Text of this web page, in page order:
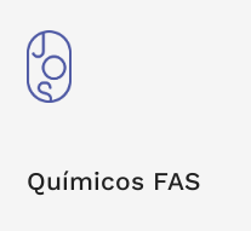
Químicos FAS